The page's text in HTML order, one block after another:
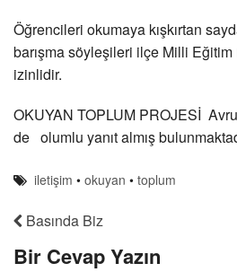
Öğrencileri okumaya kışkırtan
barışma söyleşileri ilçe Milli
izinlidir.
OKUYAN TOPLUM PROJESİ
de olumlu yanıt almış
iletişim •okuyan •toplum
Basında Biz
Bir Cevap Yazın